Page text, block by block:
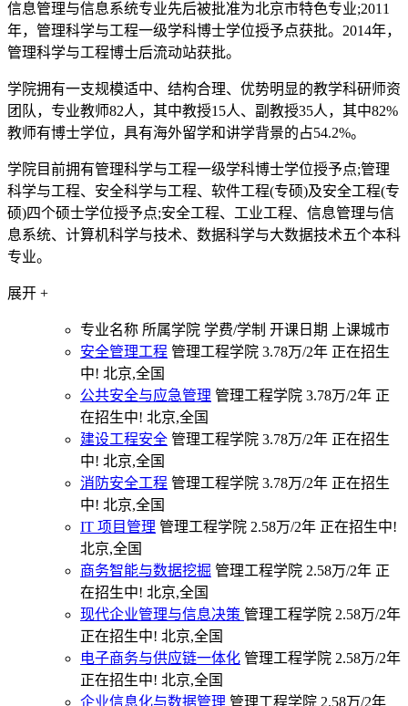
信息管理与信息系统专业先后被批准为北京市特色专业;2011
年，管理科学与工程一级学科博士学位授予点获批。2014年，
管理科学与工程博士后流动站获批。
学院拥有一支规模适中、结构合理、优势明显的教学科研师资
团队，专业教师82人，其中教授15人、副教授35人，其中82%
教师有博士学位，具有海外留学和讲学背景的占54.2%。
学院目前拥有管理科学与工程一级学科博士学位授予点;管理
科学与工程、安全科学与工程、软件工程(专硕)及安全工程(专
硕)四个硕士学位授予点;安全工程、工业工程、信息管理与信
息系统、计算机科学与技术、数据科学与大数据技术五个本科
专业。
展开 +
专业名称 所属学院 学费/学制 开课日期
上课城市
安全管理工程 管理工程学院 3.78万/2年 正在招生
中! 北京,全国
公共安全与应急管理 管理工程学院 3.78万/2年 正
在招生中! 北京,全国
建设工程安全 管理工程学院 3.78万/2年 正在招生
中! 北京,全国
消防安全工程 管理工程学院 3.78万/2年 正在招生
中! 北京,全国
IT 项目管理 管理工程学院 2.58万/2年 正在招生中!
北京,全国
商务智能与数据挖掘 管理工程学院 2.58万/2年 正
在招生中! 北京,全国
现代企业管理与信息决策 管理工程学院 2.58万/2年
正在招生中! 北京,全国
电子商务与供应链一体化 管理工程学院 2.58万/2年
正在招生中! 北京,全国
企业信息化与数据管理 管理工程学院 2.58万/2年